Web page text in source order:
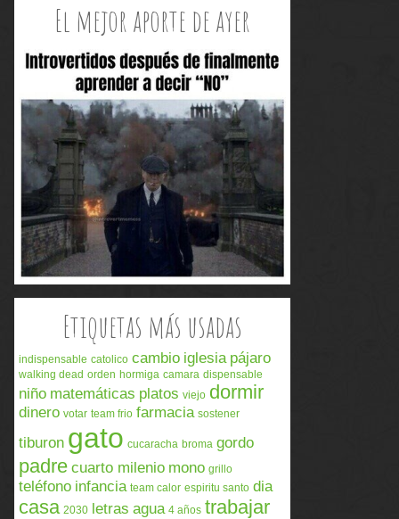
El mejor aporte de ayer
Etiquetas más usadas
indispensable catolico cambio iglesia pájaro
walking dead orden hormiga camara dispensable
niño matemáticas platos viejo dormir
dinero votar team frio farmacia sostener
tiburon gato cucaracha broma gordo
padre cuarto milenio mono grillo
teléfono infancia team calor espiritu santo dia
casa 2030 letras agua 4 años trabajar